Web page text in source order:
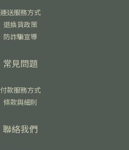
運送服務方式
退換貨政策
防詐騙宣導
常見問題
付款服務方式
條款與細則
聯絡我們